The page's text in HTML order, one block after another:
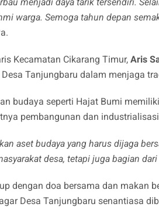
warga. Semoga tahun depan
Kecamatan Cikarang Timur, Aris
Tanjungbaru dalam menjaga
budaya seperti Hajat Bumi
pembangunan dan
aset budaya yang harus dijaga
desa, tetapi juga bagian
dengan doa bersama dan makan
Desa Tanjungbaru senantiasa